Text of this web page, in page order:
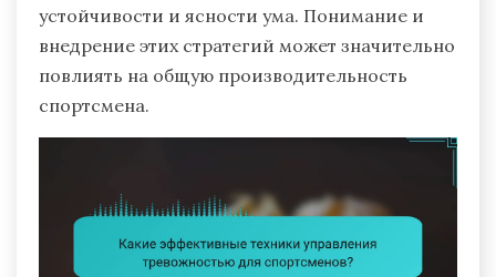
устойчивости и ясности ума. Понимание и
внедрение этих стратегий может значительно
повлиять на общую производительность
спортсмена.